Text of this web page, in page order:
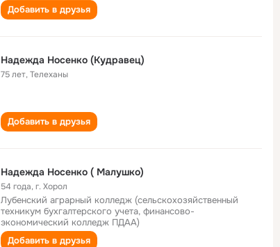
Добавить в друзья
Надежда Носенко (Кудравец)
75 лет,Телеханы
Добавить в друзья
Надежда Носенко ( Малушко)
54 года,г. Хорол
Лубенский аграрный колледж (сельскохозяйственный
техникум бухгалтерского учета, финансово-
экономический колледж ПДАА)
Добавить в друзья